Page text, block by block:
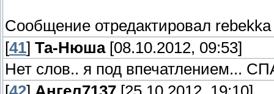
Сообщение отредактировал rebekka
[41] Та-Нюша[08.10.2012, 09:53]
Нет слов.. я под впечатлением...